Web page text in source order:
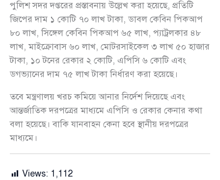
পুলিশ সদর দপ্তরের প্রস্তাবনায় উল্লেখ করা হয়েছে, প্রতিটি
জিপের দাম ১ কোটি ৭০ লাখ টাকা, ডাবল কেবিন পিকআপ
৮০ লাখ, সিঙ্গেল কেবিন পিকআপ ৬৫ লাখ, প্যাট্রলকার ৪৮
লাখ, মাইক্রোবাস ৬০ লাখ, মোটরসাইকেল ৩ লাখ ৫০ হাজার
টাকা, ১০ টনের রেকার ২ কোটি, এপিসি ৬ কোটি এবং
ডগভ্যানের দাম ৭৫ লাখ টাকা নির্ধারণ করা হয়েছে।
তবে মন্ত্রণালয় খরচ কমিয়ে আনার নির্দেশ দিয়েছে এবং
আন্তর্জাতিক দরপত্রের মাধ্যমে এপিসি ও রেকার কেনার কথা
বলা হয়েছে। বাকি যানবাহন কেনা হবে স্থানীয় দরপত্রের
মাধ্যমে।
Views: 1,112